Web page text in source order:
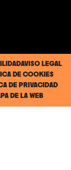
AVISO LEGAL
DE COOKIES
DE PRIVACIDAD
DE LA WEB